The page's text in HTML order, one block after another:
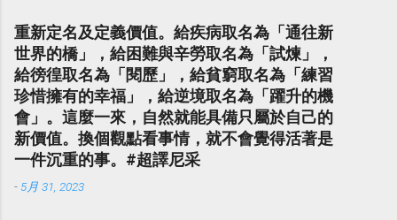
重新定名及定義價值。給疾病取名為「通往新
世界的橋」，給困難與辛勞取名為「試煉」，
給徬徨取名為「閱歷」，給貧窮取名為「練習
珍惜擁有的幸福」，給逆境取名為「躍升的機
會」。這麼一來，自然就能具備只屬於自己的
新價值。換個觀點看事情，就不會覺得活著是
一件沉重的事。#超譯尼采
- 5月 31, 2023